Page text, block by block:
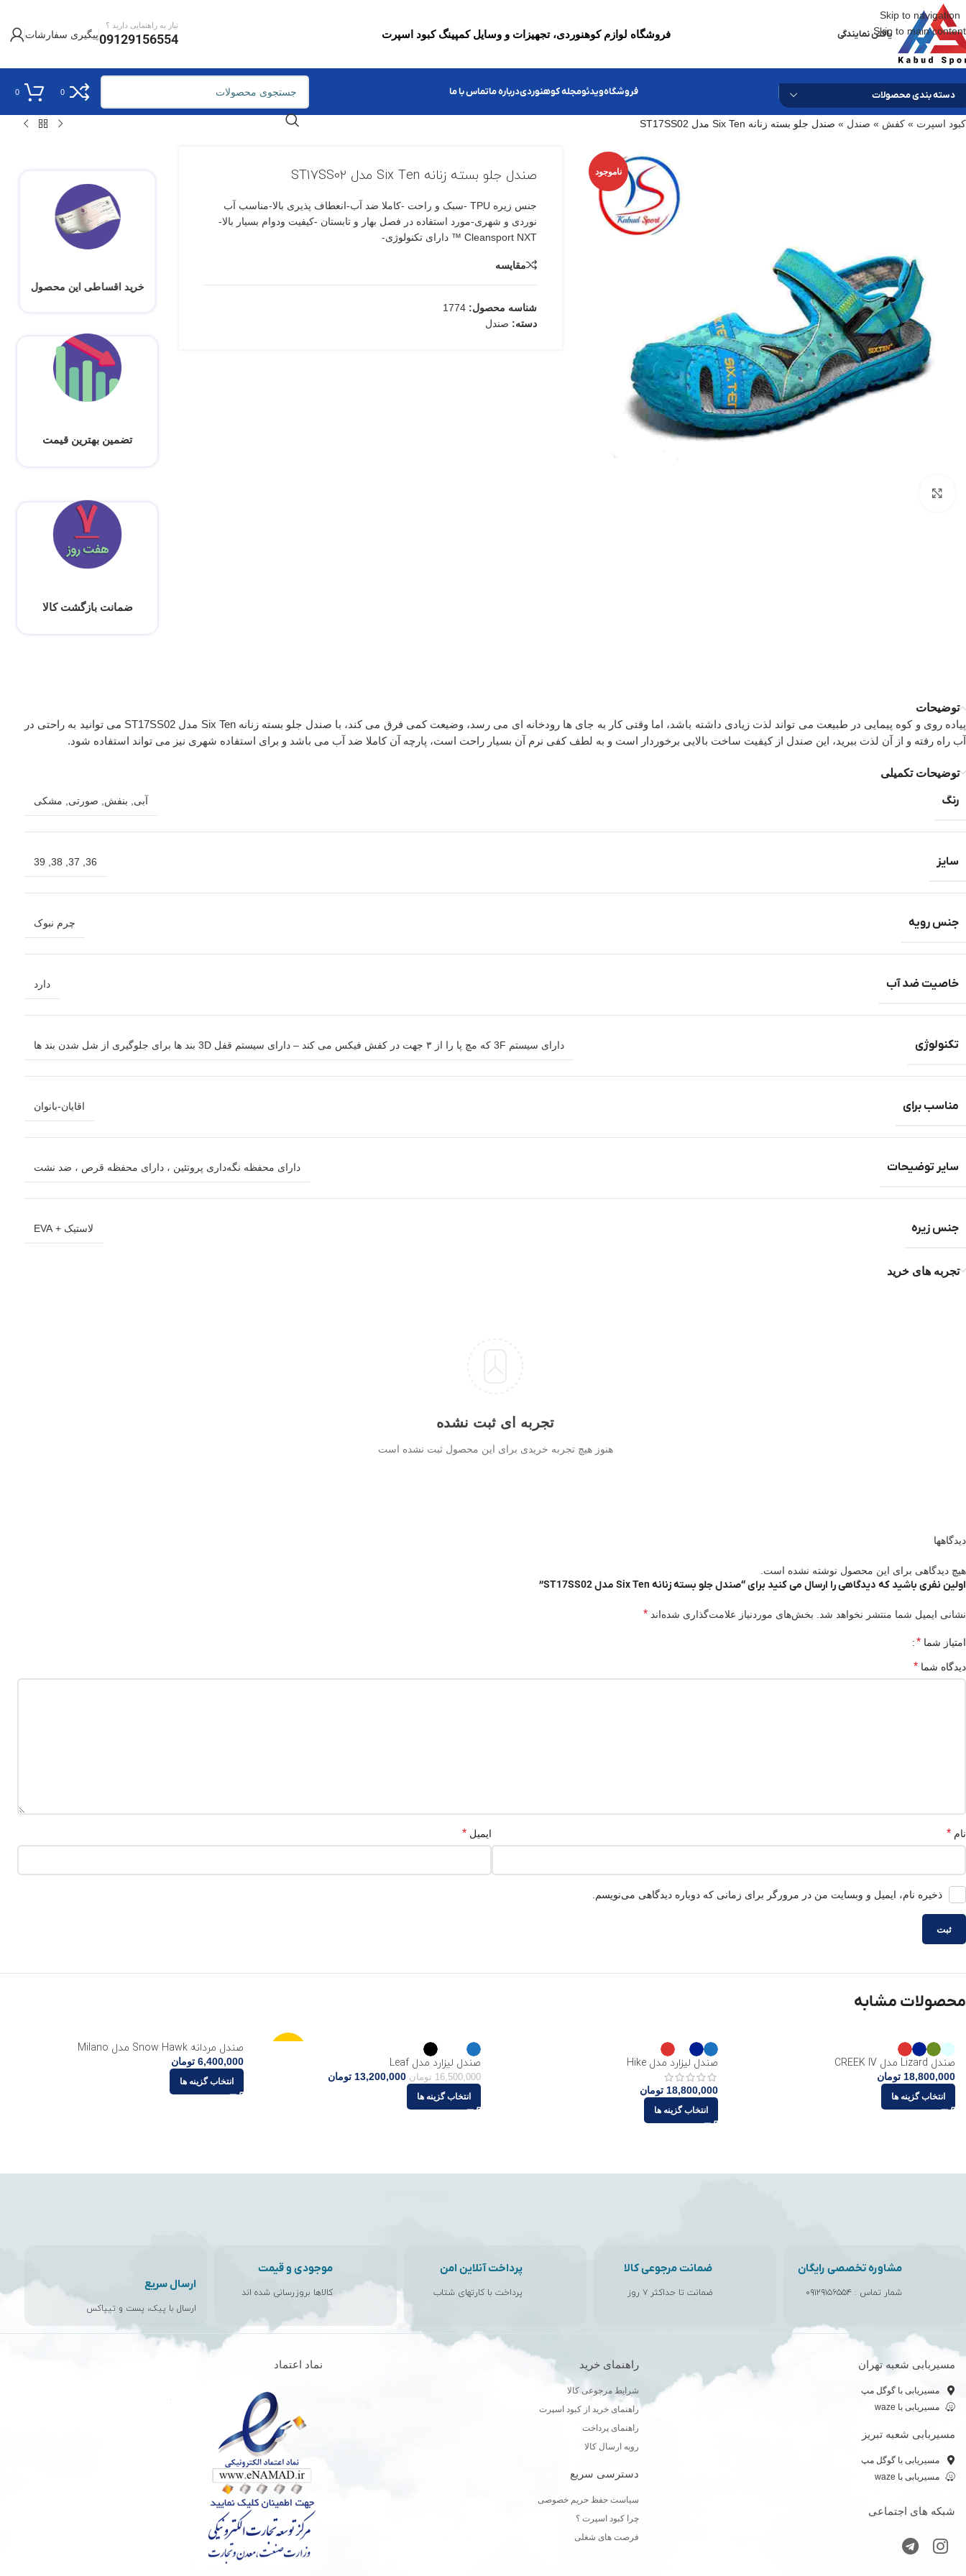
Skip to navigation
Skip to main contentیافتن نمایندگی فروشگاه لوازم کوهنوردی، تجهیزات و وسایل کمپینگ کبود اسپرت
نیاز به راهنمایی دارید ؟
09129156554پیگیری سفارشات
دسته بندی محصولات فروشگاهویدئومجله کوهنوردیدرباره ماتماس با ما 0
0
کبود اسپرت » کفش » صندل » صندل جلو بسته زنانه Six Ten مدل ST17SS02
ناموجود صندل جلو بسته زنانه Six Ten مدل ST17SS02
جنس زیره TPU -سبک و راحت -کاملا ضد آب-انعطاف پذیری بالا-مناسب آب
نوردی و شهری-مورد استفاده در فصل بهار و تابستان -کیفیت ودوام بسیار بالا-
Cleansport NXT ™ دارای تکنولوژی-
مقایسه
شناسه محصول:1774
دسته: صندل
خرید اقساطی این محصول
تضمین بهترین قیمت
ضمانت بازگشت کالا
توضیحات
پیاده روی و کوه پیمایی در طبیعت می تواند لذت زیادی داشته باشد، اما وقتی کار به جای ها رودخانه ای می رسد، وضیعت کمی فرق می کند، با صندل جلو بسته زنانه Six Ten مدل ST17SS02 می توانید به راحتی در
آب راه رفته و از آن لذت ببرید، این صندل از کیفیت ساخت بالایی برخوردار است و به لطف کفی نرم آن بسیار راحت است، پارچه آن کاملا ضد آب می باشد و برای استفاده شهری نیز می تواند استفاده شود.
توضیحات تکمیلی
رنگ آبی بنفش صورتی مشکی
سایز 36
37
38
39
جنس رویه چرم نبوک
خاصیت ضد آب دارد
تکنولوژی دارای سیستم 3F که مچ پا را از ۳ جهت در کفش فیکس می کند – دارای سیستم قفل 3D بند ها برای جلوگیری از شل شدن بند ها
مناسب برای اقایان-بانوان
سایر توضیحات دارای محفظه نگه‌داری پروتئین ، دارای محفظه قرص ، ضد نشت
جنس زیره لاستیک + EVA
تجربه های خرید
تجربه ای ثبت نشده
هنوز هیچ تجربه خریدی برای این محصول ثبت نشده است
دیدگاهها
هیچ دیدگاهی برای این محصول نوشته نشده است.
اولین نفری باشید که دیدگاهی را ارسال می کنید برای “صندل جلو بسته زنانه Six Ten مدل ST17SS02”
نشانی ایمیل شما منتشر نخواهد شد. بخش‌های موردنیاز علامت‌گذاری شده‌اند *
امتیاز شما *
دیدگاه شما *
نام * ایمیل *
ذخیره نام، ایمیل و وبسایت من در مرورگر برای زمانی که دوباره دیدگاهی می‌نویسم.
محصولات مشابه
صندل Lizard مدل CREEK IV
18,800,000 تومان
انتخاب گزینه ها
صندل لیزارد مدل Hike
18,800,000 تومان
انتخاب گزینه ها
صندل لیزارد مدل Leaf
16,500,000 تومان 13,200,000 تومان
انتخاب گزینه ها
صندل مردانه Snow Hawk مدل Milano
6,400,000 تومان
انتخاب گزینه ها
مشاوره تخصصی رایگان
شمار تماس : ۰۹۱۲۹۱۵۶۵۵۴
ضمانت مرجوعی کالا
ضمانت تا حداکثر ۷ روز
پرداخت آنلاین امن
پرداخت با کارتهای شتاب
موجودی و قیمت
کالاها بروزرسانی شده اند
ارسال سریع
ارسال با پیک، پست و تیپاکس
مسیربابی شعبه تهران
مسیریابی با گوگل مپ
مسیریابی با waze
مسیربابی شعبه تبریز
مسیریابی با گوگل مپ
مسیریابی با waze
شبکه های اجتماعی
راهنمای خرید
شرایط مرجوعی کالا
راهنمای خرید از کبود اسپرت
راهنمای پرداخت
رویه ارسال کالا
دسترسی سریع
سیاست حفظ حریم خصوصی
چرا کبود اسپرت ؟
فرصت های شغلی
نماد اعتماد